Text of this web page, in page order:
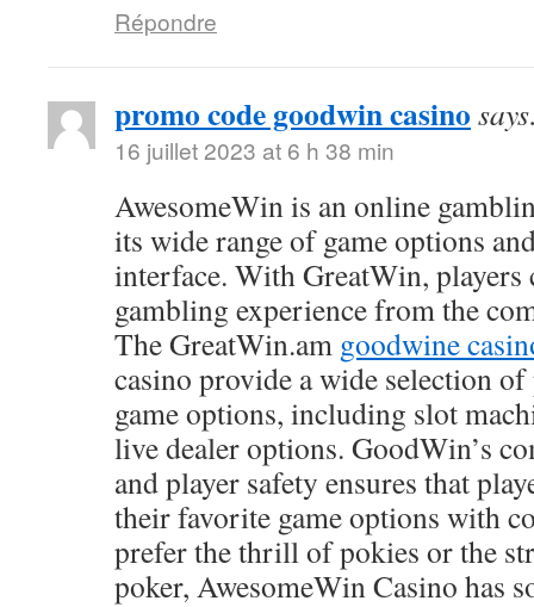
Répondre
promo code goodwin casino
16 juillet 2023 at 6 h 38 min
AwesomeWin is an online
its wide range of game options
interface. With GreatWin, players
gambling experience from the
The GreatWin.am goodwine
casino provide a wide selection
game options, including slot
live dealer options. GoodWin’s
and player safety ensures that
their favorite game options with
prefer the thrill of pokies or the
poker, AwesomeWin Casino has